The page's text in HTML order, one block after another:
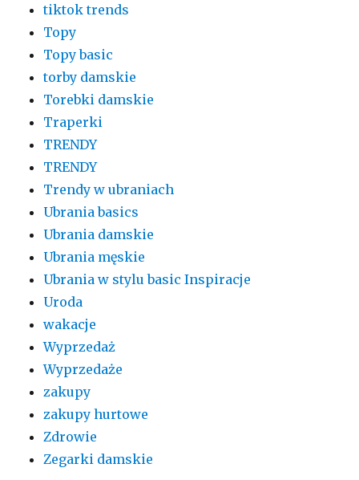
tiktok trends
Topy
Topy basic
torby damskie
Torebki damskie
Traperki
TRENDY
TRENDY
Trendy w ubraniach
Ubrania basics
Ubrania damskie
Ubrania męskie
Ubrania w stylu basic Inspiracje
Uroda
wakacje
Wyprzedaż
Wyprzedaże
zakupy
zakupy hurtowe
Zdrowie
Zegarki damskie